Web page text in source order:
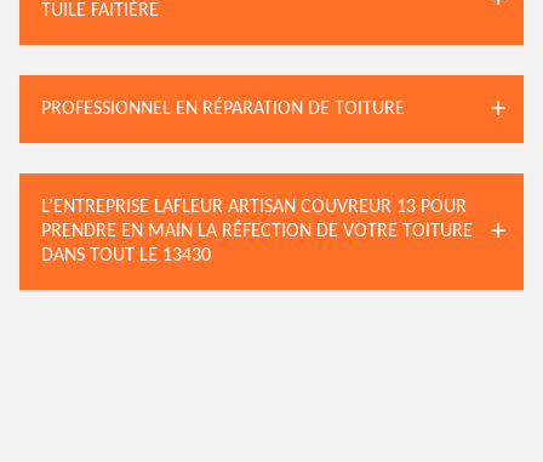
TUILE FAITIÈRE
PROFESSIONNEL EN RÉPARATION DE TOITURE
L’ENTREPRISE LAFLEUR ARTISAN COUVREUR 13 POUR
PRENDRE EN MAIN LA RÉFECTION DE VOTRE TOITURE
DANS TOUT LE 13430